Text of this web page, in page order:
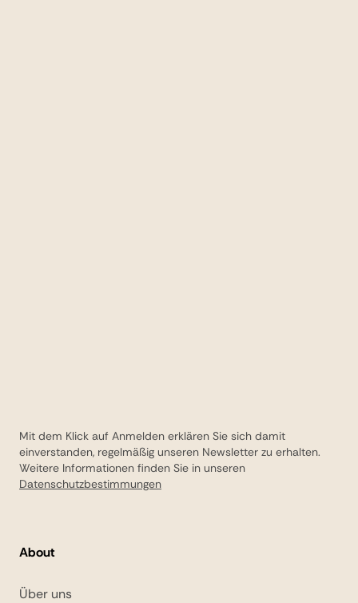
Mit dem Klick auf Anmelden erklären Sie sich damit
einverstanden, regelmäßig unseren Newsletter zu erhalten.
Weitere Informationen finden Sie in unseren
Datenschutzbestimmungen
About
Über uns